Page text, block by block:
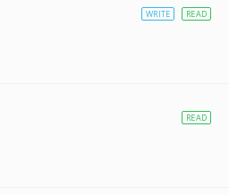
WRITE READ
READ